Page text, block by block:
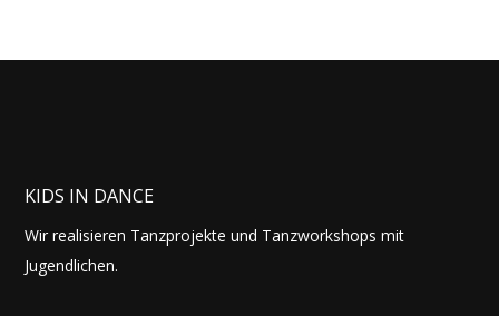
KIDS IN DANCE
Wir realisieren Tanzprojekte und Tanzworkshops mit
Jugendlichen.